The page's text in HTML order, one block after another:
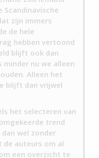
zijn immers
de hele
hebben vertoond
blijft ook dan
nu we alleen
Alleen het
blijft dan vrijwel
het selecteren van
trend
wel zonder
auteurs om al
een overzicht te